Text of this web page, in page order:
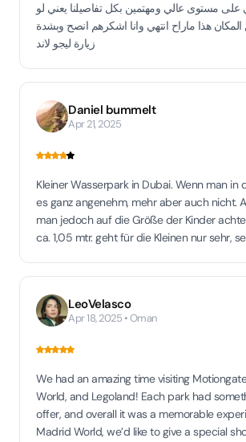
على مستوى عالي ومهتمين بكل تفاصيلنا يعني لو
هذا ماراح انتهي وانا اشكرهم انصح وبشدة
زيارة ليجو لاند
Daniel bummelt
Apr 21, 2025
Kleiner Wasserpark in Dubai. Wenn man in
es ganz angenehm, mehr aber auch nicht.
man jedoch auf die Größe der Kinder
ca. 1,05 mtr. geht für die Kleinen nur sehr,
LeoVelasco
Apr 18, 2025 • Oman
We had an amazing time visiting
World, and Legoland! Each park had
offer, and overall it was a memorable
Madrid World, we’d like to give a special